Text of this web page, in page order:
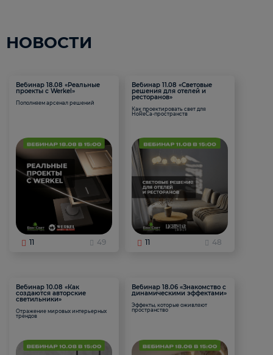
НОВОСТИ
Вебинар 18.08 «Реальные
проекты с Werkel»
Пополняем арсенал решений
11 49
Вебинар 11.08 «Световые
решения для отелей и
ресторанов»
Как проектировать свет для
HoReCa-пространств
11 48
Вебинар 10.08 «Как
создаются авторские
светильники»
Отражение мировых интерьерных
трендов
Вебинар 18.06 «Знакомство с
динамическими эффектами»
Эффекты, которые оживляют
пространство